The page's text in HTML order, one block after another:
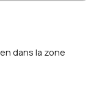
dans la zone